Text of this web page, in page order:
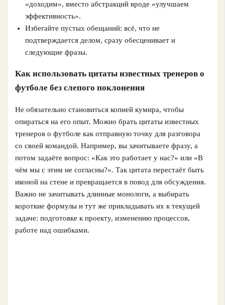
«доходим», вместо абстракций вроде «улучшаем
эффективность».
Избегайте пустых обещаний: всё, что не
подтверждается делом, сразу обесценивает и
следующие фразы.
Как использовать цитаты известных тренеров о
футболе без слепого поклонения
Не обязательно становиться копией кумира, чтобы
опираться на его опыт. Можно брать цитаты известных
тренеров о футболе как отправную точку для разговора
со своей командой. Например, вы зачитываете фразу, а
потом задаёте вопрос: «Как это работает у нас?» или «В
чём мы с этим не согласны?». Так цитата перестаёт быть
иконой на стене и превращается в повод для обсуждения.
Важно не зачитывать длинные монологи, а выбирать
короткие формулы и тут же прикладывать их к текущей
задаче: подготовке к проекту, изменению процессов,
работе над ошибками.